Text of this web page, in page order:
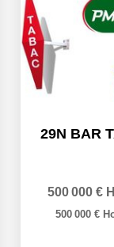
500 000 €
500 000 €